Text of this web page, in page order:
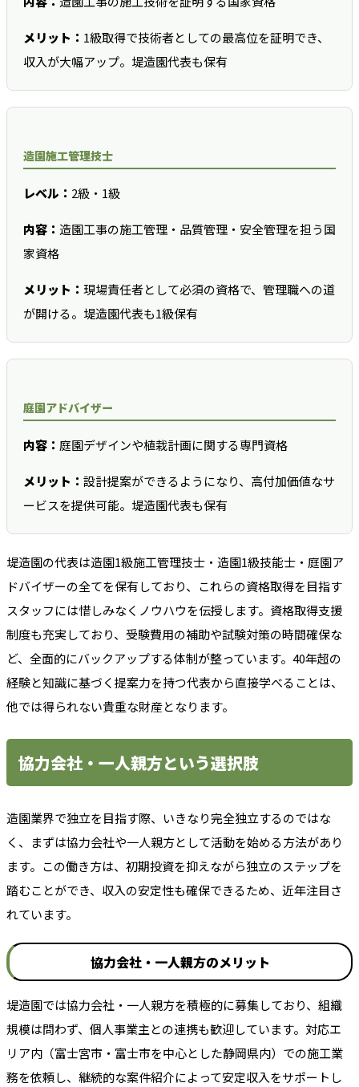
メリット： 1級取得で技術者としての最高位を証明でき、
収入が大幅アップ。堤造園代表も保有
造園施工管理技士
レベル： 2級・1級
内容： 造園工事の施工管理・品質管理・安全管理を担う国
家資格
メリット： 現場責任者として必須の資格で、管理職への道
が開ける。堤造園代表も1級保有
庭園アドバイザー
内容： 庭園デザインや植栽計画に関する専門資格
メリット： 設計提案ができるようになり、高付加価値なサ
ービスを提供可能。堤造園代表も保有
堤造園の代表は造園1級施工管理技士・造園1級技能士・庭園ア
ドバイザーの全てを保有しており、これらの資格取得を目指す
スタッフには惜しみなくノウハウを伝授します。資格取得支援
制度も充実しており、受験費用の補助や試験対策の時間確保な
ど、全面的にバックアップする体制が整っています。40年超の
経験と知識に基づく提案力を持つ代表から直接学べることは、
他では得られない貴重な財産となります。
協力会社・一人親方という選択肢
造園業界で独立を目指す際、いきなり完全独立するのではな
く、まずは協力会社や一人親方として活動を始める方法があり
ます。この働き方は、初期投資を抑えながら独立のステップを
踏むことができ、収入の安定性も確保できるため、近年注目さ
れています。
協力会社・一人親方のメリット
堤造園では協力会社・一人親方を積極的に募集しており、組織
規模は問わず、個人事業主との連携も歓迎しています。対応エ
リア内（富士宮市・富士市を中心とした静岡県内）での施工業
務を依頼し、継続的な案件紹介によって安定収入をサポートし